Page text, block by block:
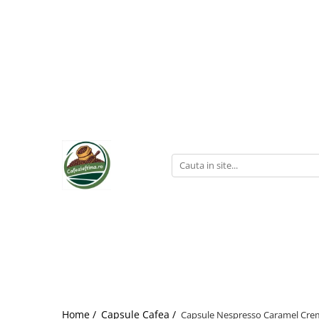
Home / Capsule Cafea / Capsule Nespresso Caramel